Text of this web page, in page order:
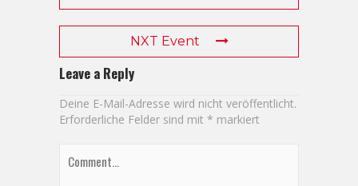
NXT Event
Leave a Reply
Deine E-Mail-Adresse wird nicht veröffentlicht.
Erforderliche Felder sind mit * markiert